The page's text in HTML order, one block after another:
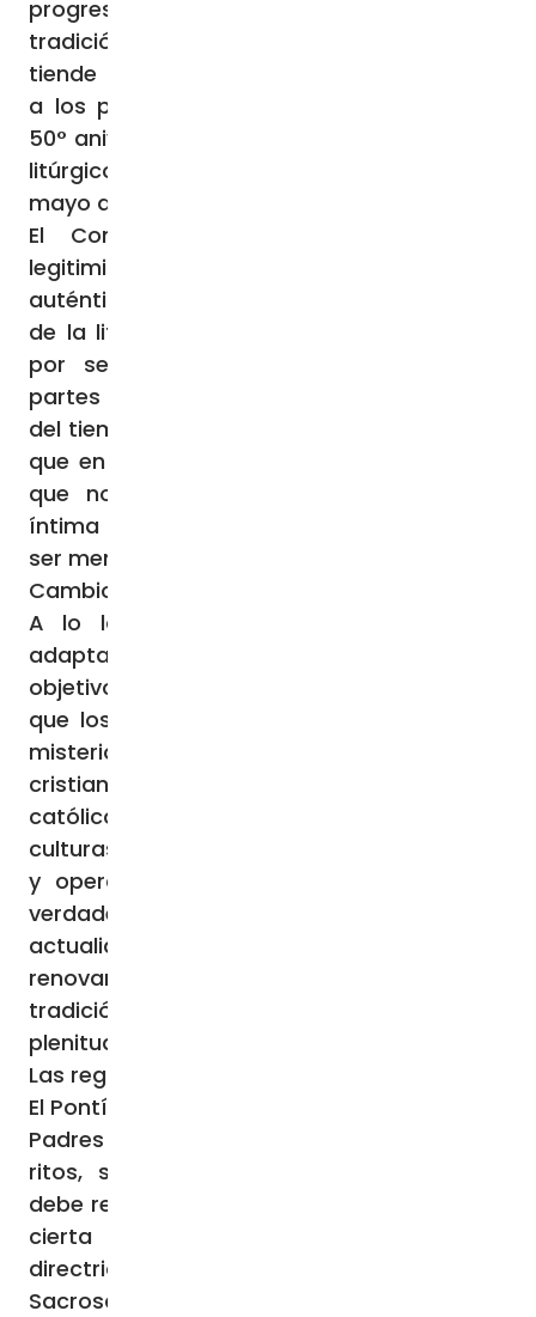
progreso. Es como decir que el río de la
tradición lleva en sí también su fuente y
tiende hacia la desembocadura» (Discurso
a los participantes en el Congreso por el
50° aniversario de la fundación del Instituto
litúrgico pontificio de San Anselmo, 6 de
mayo de 2011).”
El Concilio, dijo León XIV, afirma la
legitimidad de ese proceso arraigado en la
auténtica Tradición, distinguiendo dentro
de la liturgia «una parte que es inmutable
por ser la institución divina» de «otras
partes sujetas a cambio, que en el decurso
del tiempo pueden y aún deben variar, si es
que en ellas se han introducido elementos
que no responden bien a la naturaleza
íntima de la misma Liturgia o han llegado a
ser menos apropiados» (SC, 21).
Cambios históricos y encarnación cultural
A lo largo de los siglos, la Iglesia ha
adaptado constantemente sus ritos con un
objetivo claro, afirmó el Pontífice: permitir
que los fieles participen plenamente en el
misterio pascual de Cristo, pilar de la fe
cristiana. Lejos de ser estático, el culto
católico se ha «encarnado» en las distintas
culturas de cada época, transformándolas
y operando, durante centurias, como un
verdadero motor de evangelización. En la
actualidad, se plantea la necesidad de
renovar esta fuerza en continuidad con la
tradición, guiando a los creyentes hacia la
plenitud de la verdad.
Las reglas del progreso litúrgico
El Pontífice profundizó en los criterios de los
Padres conciliares para la revisión de los
ritos, subrayando que toda modificación
debe responder a una «utilidad verdadera y
cierta de la Iglesia». Siguiendo las
directrices de la Constitución
Sacrosanctum Concilium, se imponen